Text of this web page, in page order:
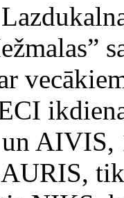
AIVIS,